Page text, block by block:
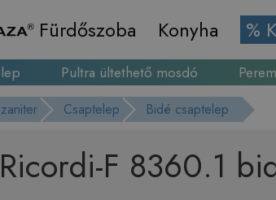
Fürdőszoba Konyha %
Pultra ültethető mosdó
Csaptelep Bidé csaptelep
F 8360.1